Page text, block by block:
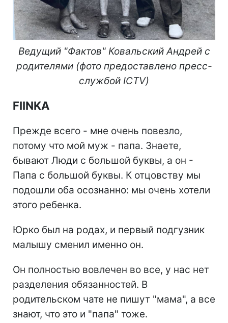
Ведущий "Фактов" Ковальский Андрей с
родителями (фото предоставлено пресс-
службой ICTV)
FIINKA
Прежде всего - мне очень повезло,
потому что мой муж - папа. Знаете,
бывают Люди с большой буквы, а он -
Папа с большой буквы. К отцовству мы
подошли оба осознанно: мы очень хотели
этого ребенка.
Юрко был на родах, и первый подгузник
малышу сменил именно он.
Он полностью вовлечен во все, у нас нет
разделения обязанностей. В
родительском чате не пишут "мама", а все
знают, что это и "папа" тоже.